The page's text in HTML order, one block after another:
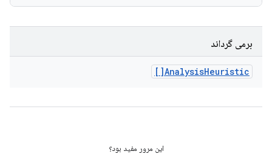
برمی گرداند
AnalysisHeuristic[]
این مرور مفید بود؟